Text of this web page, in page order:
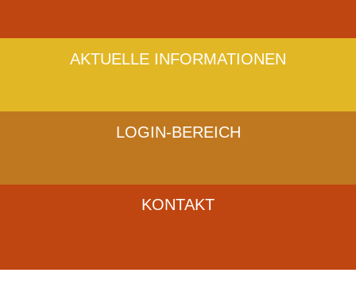
AKTUELLE INFORMATIONEN
LOGIN-BEREICH
KONTAKT